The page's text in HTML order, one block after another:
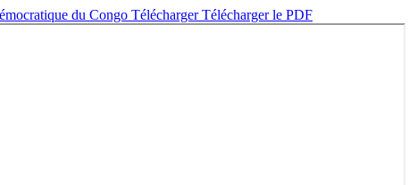
du Congo TéléchargerTélécharger le PDF